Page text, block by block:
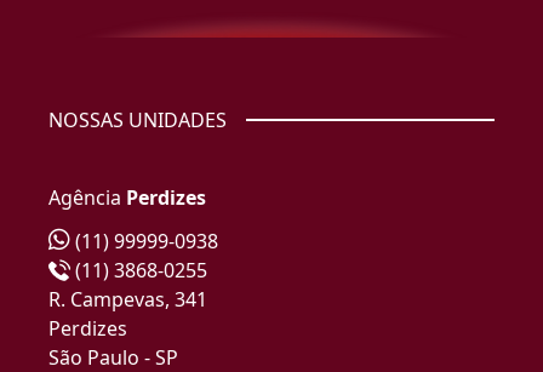
NOSSAS UNIDADES
Agência Perdizes
(11) 99999-0938
(11) 3868-0255
R. Campevas, 341
Perdizes
São Paulo - SP